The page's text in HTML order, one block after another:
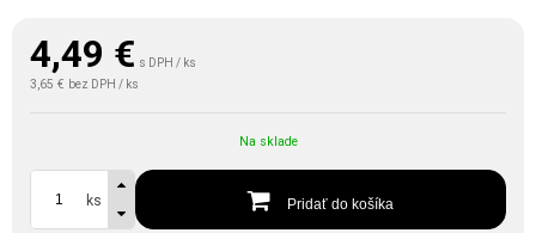
4,49 € s DPH / ks
3,65 € bez DPH / ks
Na sklade
ks Pridať do košíka